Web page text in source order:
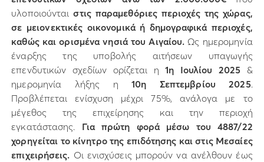
υλοποιούνταιστις παραμεθόριες περιοχές της χώρας,
σε μειονεκτικές οικονομικά ή δημογραφικά περιοχές,
καθώς και ορισμένα νησιά του Αιγαίου. Ως ημερομηνία
έναρξης της υποβολής αιτήσεων υπαγωγής
επενδυτικών σχεδίων ορίζεται η1η Ιουλίου 2025 &
ημερομηνία λήξης η10η Σεπτεμβρίου 2025.
Προβλέπεται ενίσχυση μέχρι 75%, ανάλογα με το
μέγεθος της επιχείρησης και την περιοχή
εγκατάστασης. Για πρώτη φορά μέσω του 4887/22
χορηγείται το κίνητρο της επιδότησης και στις Μεσαίες
επιχειρήσεις. Οι ενισχύσεις μπορούν να ανέλθουν έως